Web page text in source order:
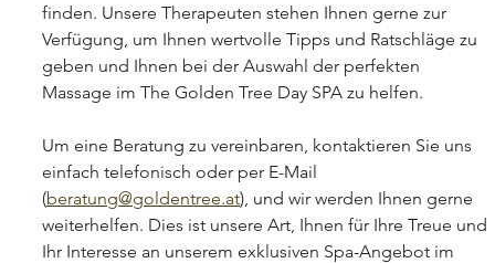
finden. Unsere Therapeuten stehen Ihnen gerne zur
Verfügung, um Ihnen wertvolle Tipps und Ratschläge zu
geben und Ihnen bei der Auswahl der perfekten
Massage im The Golden Tree Day SPA zu helfen.
Um eine Beratung zu vereinbaren, kontaktieren Sie uns
einfach telefonisch oder per E-Mail
(beratung@goldentree.at), und wir werden Ihnen gerne
weiterhelfen. Dies ist unsere Art, Ihnen für Ihre Treue und
Ihr Interesse an unserem exklusiven Spa-Angebot im